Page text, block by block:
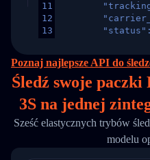
11
12
13
16
17
19
20
21
"phone":
          {
Poznaj najlepsze API do
Śledź swoje
3S na jednej
Sześć elastycznych trybów
modelu